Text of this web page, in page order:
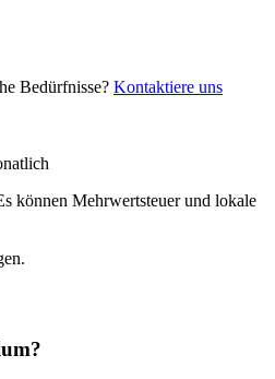
Bedürfnisse? Kontaktiere uns
können Mehrwertsteuer und lokale